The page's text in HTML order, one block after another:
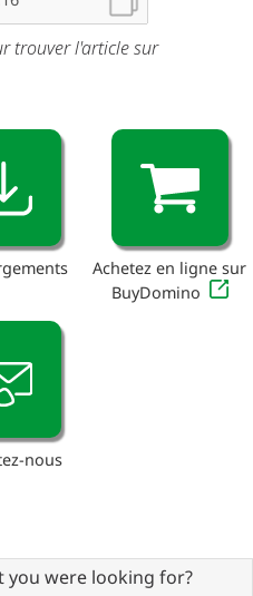
trouver l'article sur
Achetez en ligne sur
BuyDomino
nous
you were looking for?